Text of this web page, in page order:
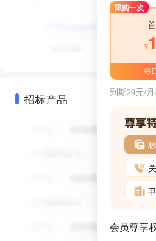
招标产品
限购一次
¥
每
到期29元/
会员尊享